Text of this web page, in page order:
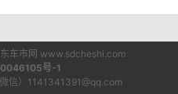
车市网 www.sdcheshi.com
号-1
信）1141341391@qq.com